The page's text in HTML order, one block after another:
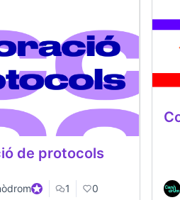
de protocols
Official participant
1 0